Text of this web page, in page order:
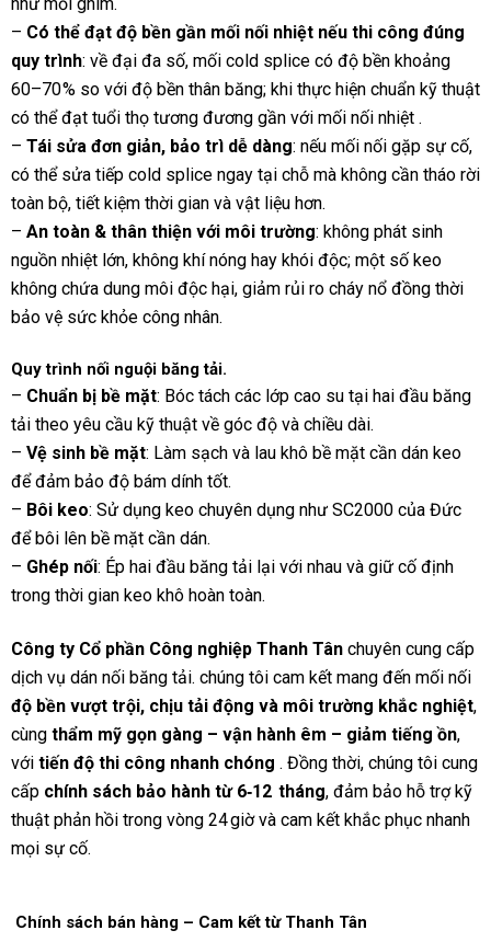
– Có thể đạt độ bền gần mối nối nhiệt nếu thi công đúng
quy trình: về đại đa số, mối cold splice có độ bền khoảng
60–70 % so với độ bền thân băng; khi thực hiện chuẩn kỹ thuật
có thể đạt tuổi thọ tương đương gần với mối nối nhiệt .
– Tái sửa đơn giản, bảo trì dễ dàng: nếu mối nối gặp sự cố,
có thể sửa tiếp cold splice ngay tại chỗ mà không cần tháo rời
toàn bộ, tiết kiệm thời gian và vật liệu hơn.
– An toàn & thân thiện với môi trường: không phát sinh
nguồn nhiệt lớn, không khí nóng hay khói độc; một số keo
không chứa dung môi độc hại, giảm rủi ro cháy nổ đồng thời
bảo vệ sức khỏe công nhân.
Quy trình nối nguội băng tải.
– Chuẩn bị bề mặt: Bóc tách các lớp cao su tại hai đầu băng
tải theo yêu cầu kỹ thuật về góc độ và chiều dài.
– Vệ sinh bề mặt: Làm sạch và lau khô bề mặt cần dán keo
để đảm bảo độ bám dính tốt.
– Bôi keo: Sử dụng keo chuyên dụng như SC2000 của Đức
để bôi lên bề mặt cần dán.
– Ghép nối: Ép hai đầu băng tải lại với nhau và giữ cố định
trong thời gian keo khô hoàn toàn.
Công ty Cổ phần Công nghiệp Thanh Tân chuyên cung cấp
dịch vụ dán nối băng tải. chúng tôi cam kết mang đến mối nối
độ bền vượt trội, chịu tải động và môi trường khắc nghiệt,
cùng thẩm mỹ gọn gàng – vận hành êm – giảm tiếng ồn,
với tiến độ thi công nhanh chóng . Đồng thời, chúng tôi cung
cấp chính sách bảo hành từ 6‑12 tháng, đảm bảo hỗ trợ kỹ
thuật phản hồi trong vòng 24 giờ và cam kết khắc phục nhanh
mọi sự cố.
Chính sách bán hàng – Cam kết từ Thanh Tân